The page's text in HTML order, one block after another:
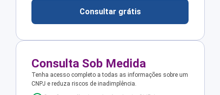
Consultar grátis
Consulta Sob Medida
Tenha acesso completo a todas as informações sobre um
CNPJ e reduza riscos de inadimplência.